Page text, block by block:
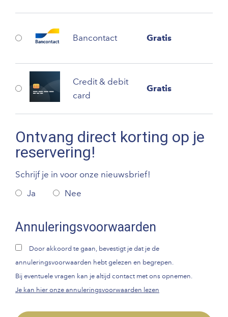
Bancontact Gratis
Credit & debit
card
Gratis
Ontvang direct korting op je
reservering!
Schrijf je in voor onze nieuwsbrief!
Ja
Nee
Annuleringsvoorwaarden
Door akkoord te gaan, bevestigt je dat je de
annuleringsvoorwaarden hebt gelezen en begrepen.
Bij eventuele vragen kan je altijd contact met ons opnemen.
Je kan hier onze annuleringsvoorwaarden lezen